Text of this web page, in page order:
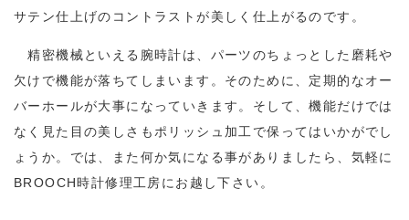
サテン仕上げのコントラストが美しく仕上がるのです。
精密機械といえる腕時計は、パーツのちょっとした磨耗や
欠けで機能が落ちてしまいます。そのために、定期的なオー
バーホールが大事になっていきます。そして、機能だけでは
なく見た目の美しさもポリッシュ加工で保ってはいかがでし
ょうか。では、また何か気になる事がありましたら、気軽に
BROOCH時計修理工房にお越し下さい。